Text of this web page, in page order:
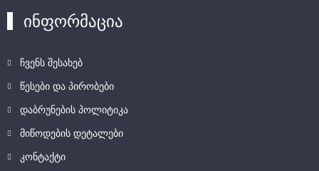
ინფორმაცია
ჩვენს შესახებ
წესები და პირობები
დაბრუნების პოლიტიკა
მიწოდების დეტალები
კონტაქტი